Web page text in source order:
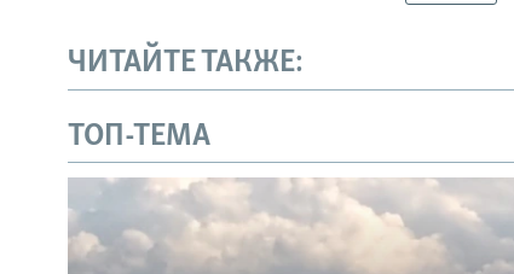
ЧИТАЙТЕ ТАКЖЕ:
ТОП-ТЕМА